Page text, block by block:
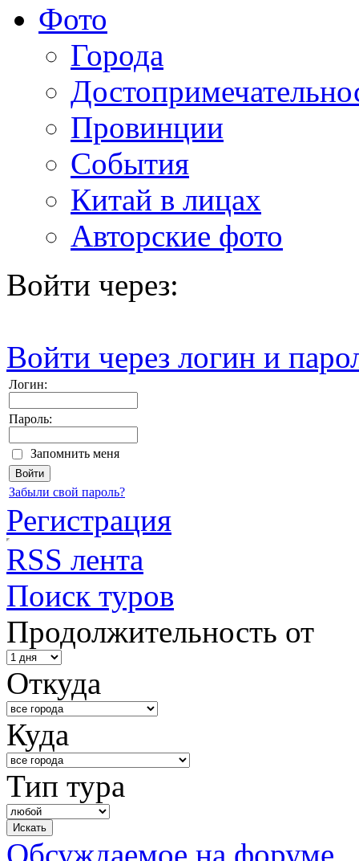
Фото
Города
Провинции
События
Китай в лицах
Авторские фото
Войти через:
Войти через логин и
Логин:
Пароль:
Запомнить меня
Забыли свой пароль?
Регистрация
RSS лента
Поиск туров
Продолжительность от
Откуда
Куда
Тип тура
Обсуждаемое на форуме